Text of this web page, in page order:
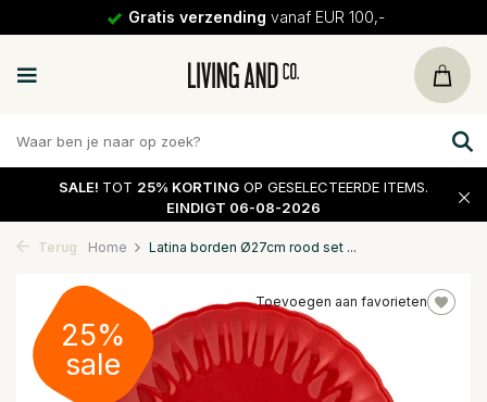
Gratis verzending vanaf EUR 100,-
SALE! TOT 25% KORTING OP GESELECTEERDE ITEMS.
EINDIGT 06-08-2026
Terug Home Latina borden Ø27cm rood set ...
Toevoegen aan favorieten
25%
sale